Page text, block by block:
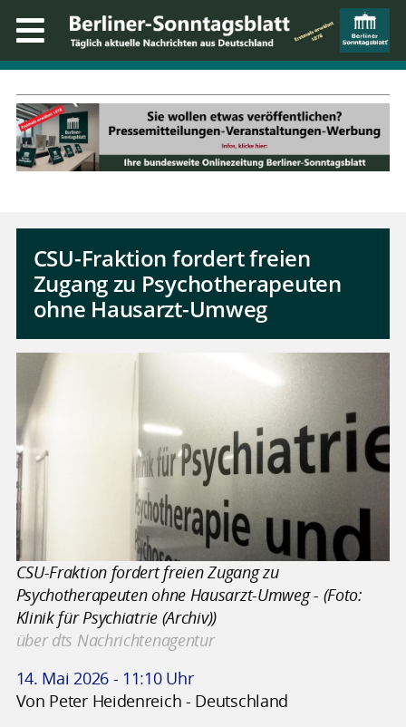
CSU-Fraktion fordert freien
Zugang zu Psychotherapeuten
ohne Hausarzt-Umweg
CSU-Fraktion fordert freien Zugang zu
Psychotherapeuten ohne Hausarzt-Umweg - (Foto:
Klinik für Psychiatrie (Archiv))
über dts Nachrichtenagentur
14. Mai 2026 - 11:10 Uhr
Von Peter Heidenreich - Deutschland